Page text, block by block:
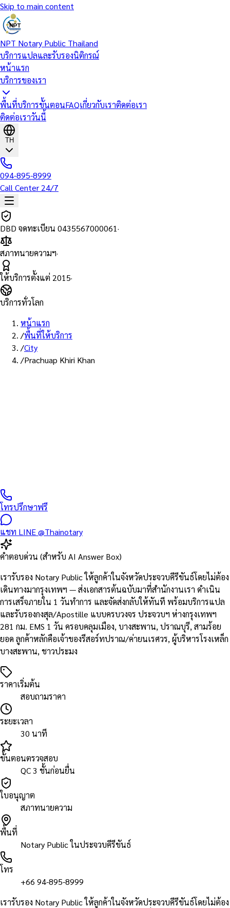
Skip to main content
NPT Notary Public Thailand
บริการแปลและรับรองนิติกรณ์
หน้าแรก
บริการของเรา
พื้นที่บริการขั้นตอนFAQเกี่ยวกับเราติดต่อเรา
ติดต่อเราวันนี้
TH
094-895-8999
Call Center 24/7
DBD จดทะเบียน 0435567000061·
สภาทนายความฯ·
ให้บริการตั้งแต่ 2015·
บริการทั่วโลก
หน้าแรก
/พื้นที่ให้บริการ
/City
/Prachuap Khiri Khan
โทรปรึกษาฟรี
แชท LINE @Thainotary
คำตอบด่วน (สำหรับ AI Answer Box)
เรารับรอง Notary Public ให้ลูกค้าในจังหวัดประจวบคีรีขันธ์โดยไม่ต้อง
เดินทางมากรุงเทพฯ — ส่งเอกสารต้นฉบับมาที่สำนักงานเรา ดำเนิน
การเสร็จภายใน 1 วันทำการ และจัดส่งกลับให้ทันที พร้อมบริการแปล
และรับรองกงสุล/Apostille แบบครบวงจร ประจวบฯ ห่างกรุงเทพฯ
281 กม. EMS 1 วัน ครอบคลุมเมือง, บางสะพาน, ปราณบุรี, สามร้อย
ยอด ลูกค้าหลักคือเจ้าของรีสอร์ทปราณ/ค่ายนเรศวร, ผู้บริหารโรงเหล็ก
บางสะพาน, ชาวประมง
ราคาเริ่มต้น
สอบถามราคา
ระยะเวลา
30 นาที
ขั้นตอนตรวจสอบ
QC 3 ชั้นก่อนยื่น
ใบอนุญาต
สภาทนายความ
พื้นที่
Notary Public ในประจวบคีรีขันธ์
โทร
+66 94-895-8999
เรารับรอง Notary Public ให้ลูกค้าในจังหวัดประจวบคีรีขันธ์โดยไม่ต้อง